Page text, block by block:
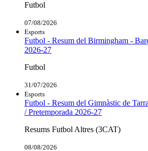
Futbol
07/08/2026
Esports
Futbol - Resum del Birmingham -
2026-27
Futbol
31/07/2026
Esports
Futbol - Resum del Gimnàstic de
/ Pretemporada 2026-27
Resums Futbol Altres (3CAT)
08/08/2026